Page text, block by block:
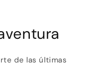
de las últimas